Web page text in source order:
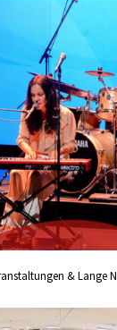
& Lange